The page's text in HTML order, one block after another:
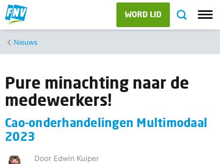
WORD LID
Nieuws
Pure minachting naar de
medewerkers!
Cao-onderhandelingen Multimodaal
2023
Door Edwin Kuiper